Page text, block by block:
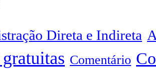
Direta e Indireta
Comentário